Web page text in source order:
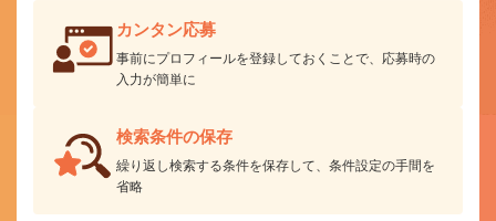
カンタン応募
事前にプロフィールを登録しておくことで、応募時の
入力が簡単に
検索条件の保存
繰り返し検索する条件を保存して、条件設定の手間を
省略